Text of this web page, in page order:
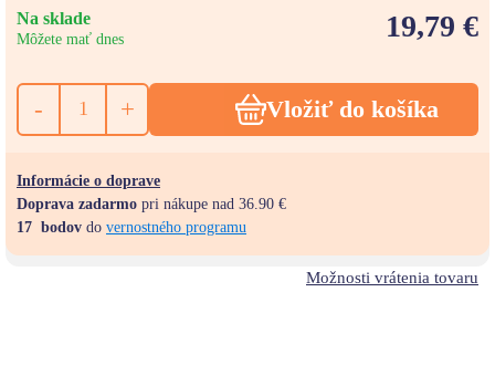
Na sklade
Môžete mať dnes 19,79 €
- + Vložiť do košíka
Informácie o doprave
Doprava zadarmo pri nákupe nad 36.90 €
17 bodov do vernostného programu
Možnosti vrátenia tovaru